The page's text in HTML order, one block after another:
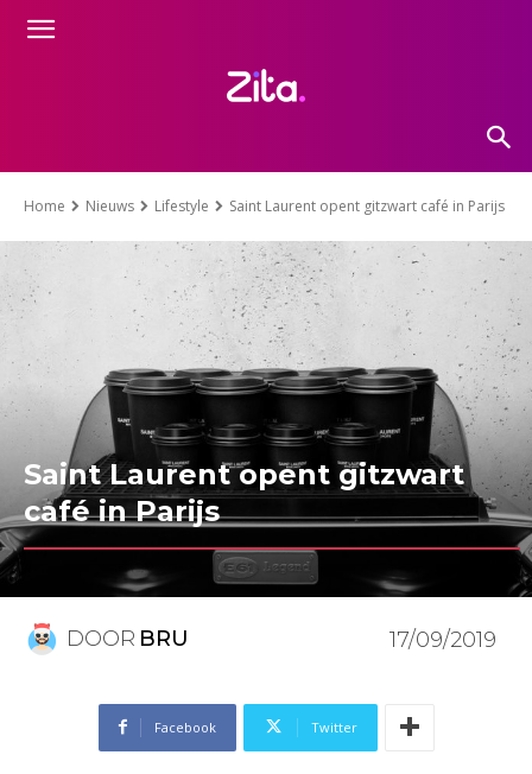
Home Nieuws Lifestyle Saint Laurent opent gitzwart café in Parijs
Saint Laurent opent gitzwart
café in Parijs
DOOR BRU 17/09/2019
Facebook Twitter